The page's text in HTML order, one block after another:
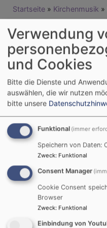
Breadcrumb
Startseite Kirchenmusik
Konzerte
Veranstaltungen in
hier im Kalender
Verwendung
und Cookies
Bitte die Dienste und
auswählen, die wir nutzen
bitte unsere
Funktional (immer
Speichern von Daten:
Zweck: Funktional
Consent Manager
Cookie Consent
Browser
Zweck: Funktional
Einbindung von